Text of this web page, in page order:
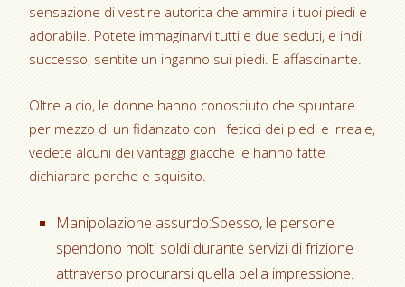
sensazione di vestire autorita che ammira i tuoi piedi e
adorabile. Potete immaginarvi tutti e due seduti, e indi
successo, sentite un inganno sui piedi. E affascinante.
Oltre a cio, le donne hanno conosciuto che spuntare
per mezzo di un fidanzato con i feticci dei piedi e irreale,
vedete alcuni dei vantaggi giacche le hanno fatte
dichiarare perche e squisito.
Manipolazione assurdo:Spesso, le persone
spendono molti soldi durante servizi di frizione
attraverso procurarsi quella bella impressione.